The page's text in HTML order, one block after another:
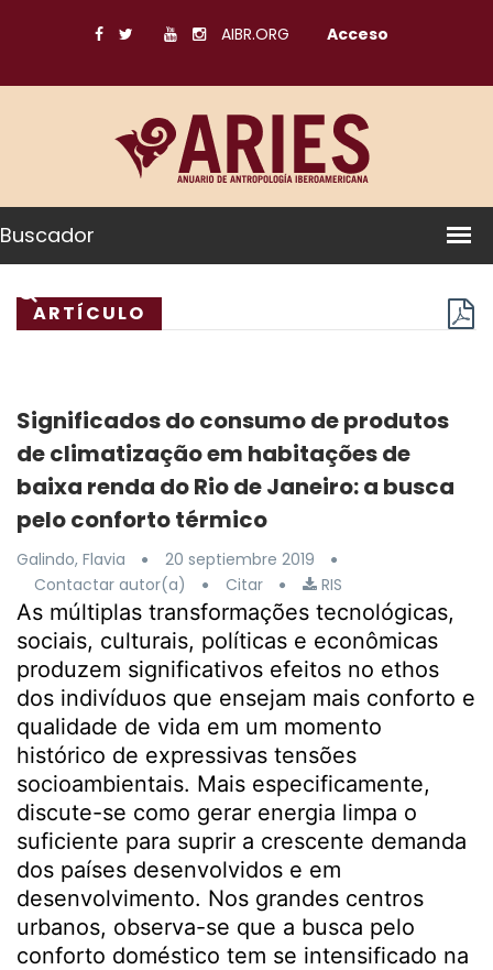
AIBR.ORG Acceso
Buscador
ARTÍCULO
Significados do consumo de produtos
de climatização em habitações de
baixa renda do Rio de Janeiro: a busca
pelo conforto térmico
Galindo, Flavia
20 septiembre 2019
Contactar autor(a)
Citar RIS
As múltiplas transformações tecnológicas,
sociais, culturais, políticas e econômicas
produzem significativos efeitos no ethos
dos indivíduos que ensejam mais conforto e
qualidade de vida em um momento
histórico de expressivas tensões
socioambientais. Mais especificamente,
discute-se como gerar energia limpa o
suficiente para suprir a crescente demanda
dos países desenvolvidos e em
desenvolvimento. Nos grandes centros
urbanos, observa-se que a busca pelo
conforto doméstico tem se intensificado na